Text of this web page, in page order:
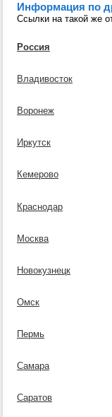
Информация по
Ссылки на такой же
Россия
Владивосток
Воронеж
Иркутск
Кемерово
Краснодар
Москва
Новокузнецк
Омск
Пермь
Самара
Саратов